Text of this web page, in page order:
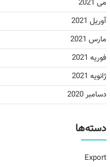
می 2021
آوریل 2021
مارس 2021
فوریه 2021
ژانویه 2021
دسامبر 2020
دسته‌ها
Export